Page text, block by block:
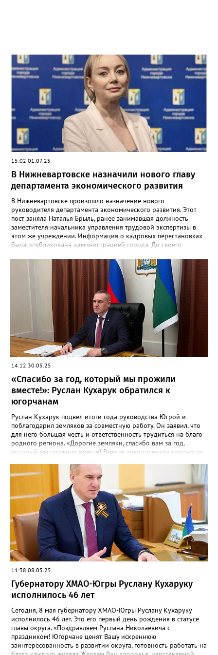
15:02 01.07.25
В Нижневартовске назначили нового главу
департамента экономического развития
В Нижневартовске произошло назначение нового
руководителя департамента экономического развития. Этот
пост заняла Наталья Брыль, ранее занимавшая должность
заместителя начальника управления трудовой экспертизы в
этом же учреждении. Информация о кадровых перестановках
была опубликована администрацией города. До своего
заместителем главы департамента экономического развития.
Наталья Брыль обладает обширным опытом работы в
муниципальных органах и глубоким пониманием
экономической ситуации в городе. В ее обязанности в
департаменте войдет контроль за стратегическим
планированием, поддержка предпринимательской
деятельности и анализ социально-экономических данных.
14:12 30.05.25
«Спасибо за год, который мы прожили
вместе!»: Руслан Кухарук обратился к
югорчанам
Руслан Кухарук подвел итоги года руководства Югрой и
поблагодарил земляков за совместную работу. Он заявил, что
для него большая честь и ответственность трудиться на благо
родного региона. «Дорогие земляки, спасибо вам за год,
который мы прожили вместе! Вместе преодолевали трудности
любовь к малой родине и ответственность стали фундаментом
наших побед. Убежден, что с каждым годом их будет
становиться все больше»,- написал глава региона в своем
telegram-канале. Напомним, что 30 мая 2024 года указом
президента РФ Владимира Путина Руслан Кухарук был
назначен временно исполняющим обязанности губернатора
Ханты-Мансийского автономного округа – Югры.
11:38 08.05.25
Губернатору ХМАО-Югры Руслану Кухаруку
исполнилось 46 лет
Сегодня, 8 мая губернатору ХМАО-Югры Руслану Кухаруку
исполнилось 46 лет. Это его первый день рождения в статусе
главы округа. «Поздравляем Руслана Николаевича с
праздником! Югорчане ценят Вашу искреннюю
заинтересованность в развитии округа, готовность работать на